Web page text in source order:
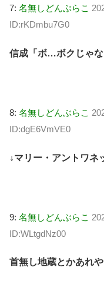
7: 名無しどんぶらこ
ID:rKDmbu7G0
信成「ボ…ボクじゃな
8: 名無しどんぶらこ
ID:dgE6VmVE0
↓マリー・アントワネ
9: 名無しどんぶらこ
ID:WLtgdNz00
首無し地蔵とかあれ